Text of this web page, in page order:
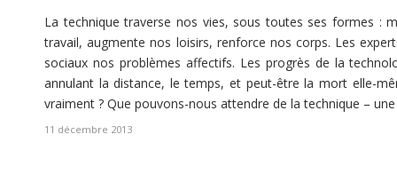
La technique traverse nos vies, sous toutes ses formes :
travail, augmente nos loisirs, renforce nos corps. Les
sociaux nos problèmes affectifs. Les progrès de la
annulant la distance, le temps, et peut-être la mort elle-
vraiment ? Que pouvons-nous attendre de la technique –
11 décembre 2013